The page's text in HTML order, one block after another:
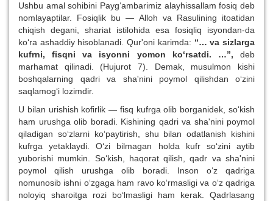
Ushbu amal sohibini Payg‘ambarimiz alayhissallam fosiq deb
nomlayaptilar. Fosiqlik bu — Alloh va Rasulining itoatidan
chiqish degani, shariat istilohida esa fosiqliq isyondan-da
ko‘ra ashaddiy hisoblanadi. Qur'oni karimda: “… va sizlarga
kufrni, fisqni va isyonni yomon ko‘rsatdi. …”, deb
marhamat qilinadi. (Hujurot 7). Demak, musulmon kishi
boshqalarning qadri va sha'nini poymol qilishdan o‘zini
saqlamog‘i lozimdir.
U bilan urishish kofirlik — fisq kufrga olib borganidek, so‘kish
ham urushga olib boradi. Kishining qadri va sha'nini poymol
qiladigan so‘zlarni ko‘paytirish, shu bilan odatlanish kishini
kufrga yetaklaydi. O‘zi bilmagan holda kufr so‘zini aytib
yuborishi mumkin. So‘kish, haqorat qilish, qadr va sha'nini
poymol qilish urushga olib boradi. Inson o‘z qadriga
nomunosib ishni o‘zgaga ham ravo ko‘rmasligi va o‘z qadriga
noloyiq sharoitga rozi bo‘lmasligi ham kerak. Qadrlasang